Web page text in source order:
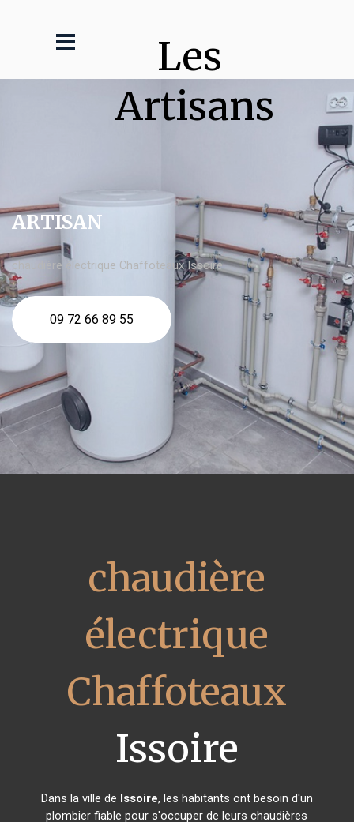
Les
Artisans
ARTISAN
chaudière électrique Chaffoteaux Issoire
09 72 66 89 55
chaudière
électrique
Chaffoteaux
Issoire
Dans la ville de Issoire, les habitants ont besoin d'un
plombier fiable pour s'occuper de leurs chaudières